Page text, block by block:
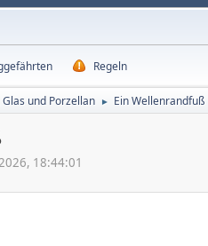
Regeln
und Porzellan ► Ein Wellenrandfuß
18:44:01